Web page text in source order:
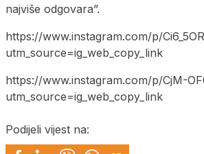
najviše odgovara”.
https://www.instagram.com/p/
utm_source=ig_web_copy_link
https://www.instagram.com/p/CjM-
utm_source=ig_web_copy_link
Podijeli vijest na: